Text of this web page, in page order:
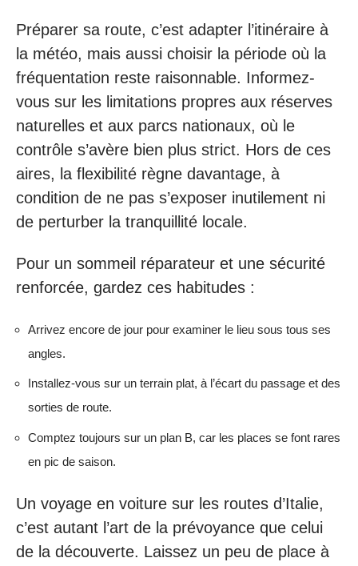
Préparer sa route, c’est adapter l’itinéraire à
la météo, mais aussi choisir la période où la
fréquentation reste raisonnable. Informez-
vous sur les limitations propres aux réserves
naturelles et aux parcs nationaux, où le
contrôle s’avère bien plus strict. Hors de ces
aires, la flexibilité règne davantage, à
condition de ne pas s’exposer inutilement ni
de perturber la tranquillité locale.
Pour un sommeil réparateur et une sécurité
renforcée, gardez ces habitudes :
Arrivez encore de jour pour examiner le lieu sous tous ses
angles.
Installez-vous sur un terrain plat, à l’écart du passage et des
sorties de route.
Comptez toujours sur un plan B, car les places se font rares
en pic de saison.
Un voyage en voiture sur les routes d’Italie,
c’est autant l’art de la prévoyance que celui
de la découverte. Laissez un peu de place à